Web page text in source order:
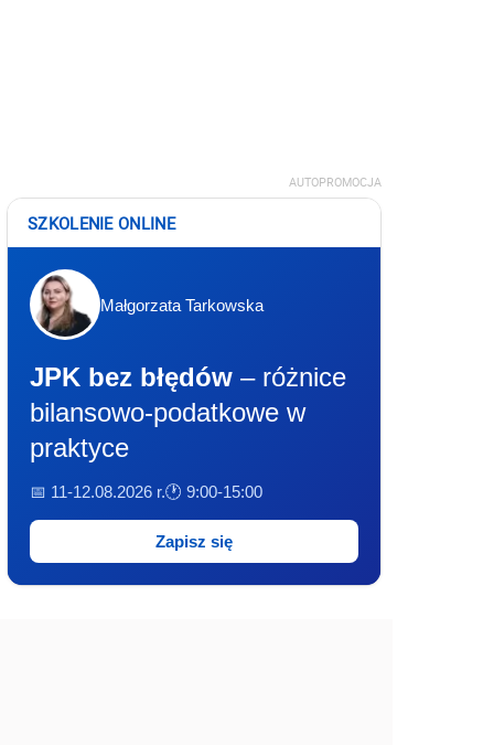
AUTOPROMOCJA
SZKOLENIE ONLINE
Małgorzata Tarkowska
JPK bez błędów – różnice
bilansowo-podatkowe w
praktyce
📅 11-12.08.2026 r.🕐 9:00-15:00
Zapisz się